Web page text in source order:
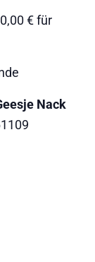
€ für
Nack